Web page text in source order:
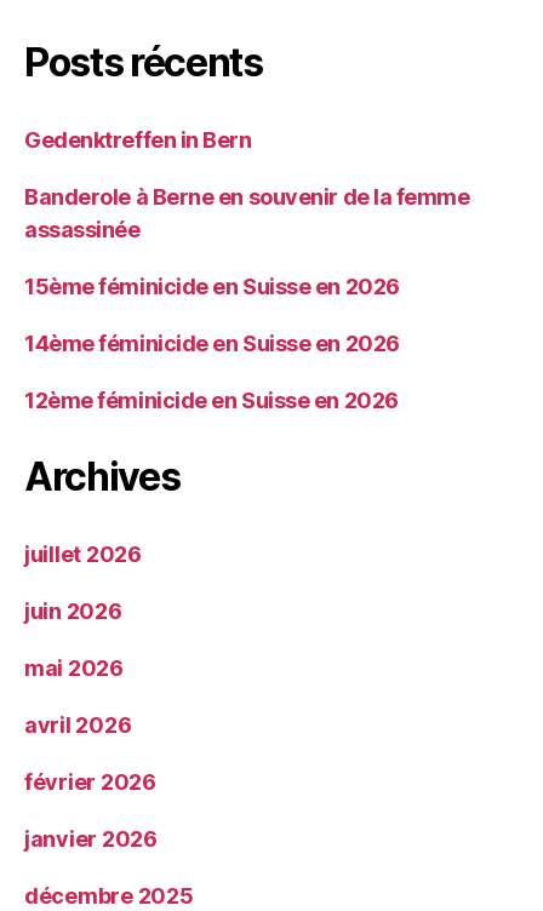
Posts récents
Gedenktreffen in Bern
Banderole à Berne en souvenir de la femme
assassinée
15ème féminicide en Suisse en 2026
14ème féminicide en Suisse en 2026
12ème féminicide en Suisse en 2026
Archives
juillet 2026
juin 2026
mai 2026
avril 2026
février 2026
janvier 2026
décembre 2025